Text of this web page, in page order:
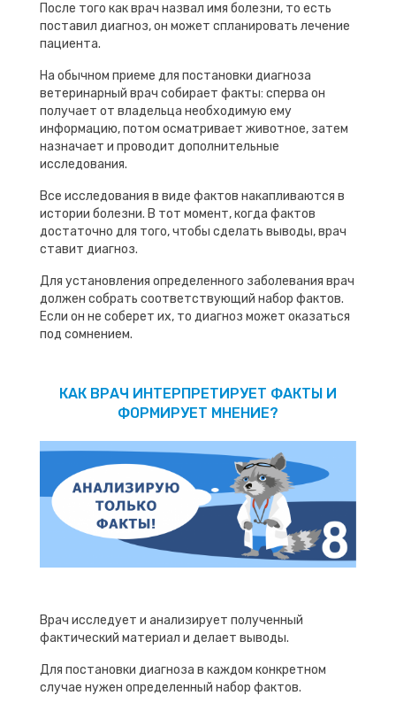
После того как врач назвал имя болезни, то есть
поставил диагноз, он может спланировать лечение
пациента.
На обычном приеме для постановки диагноза
ветеринарный врач собирает факты: сперва он
получает от владельца необходимую ему
информацию, потом осматривает животное, затем
назначает и проводит дополнительные
исследования.
Все исследования в виде фактов накапливаются в
истории болезни. В тот момент, когда фактов
достаточно для того, чтобы сделать выводы, врач
ставит диагноз.
Для установления определенного заболевания врач
должен собрать соответствующий набор фактов.
Если он не соберет их, то диагноз может оказаться
под сомнением.
КАК ВРАЧ ИНТЕРПРЕТИРУЕТ ФАКТЫ И
ФОРМИРУЕТ МНЕНИЕ?
Врач исследует и анализирует полученный
фактический материал и делает выводы.
Для постановки диагноза в каждом конкретном
случае нужен определенный набор фактов.